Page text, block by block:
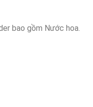
bao gồm Nước hoa.